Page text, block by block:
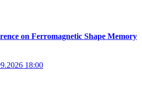
on Ferromagnetic Shape Memory
18:00